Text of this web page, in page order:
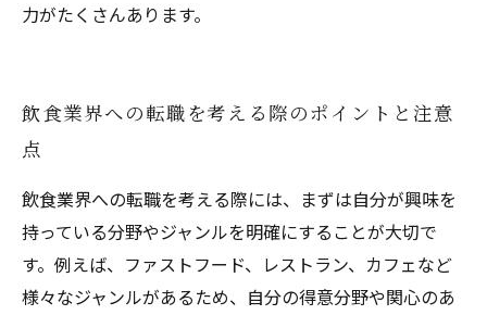
力がたくさんあります。
飲食業界への転職を考える際のポイントと注意
点
飲食業界への転職を考える際には、まずは自分が興味を
持っている分野やジャンルを明確にすることが大切で
す。例えば、ファストフード、レストラン、カフェなど
様々なジャンルがあるため、自分の得意分野や関心のあ